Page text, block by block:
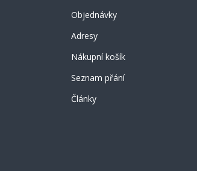
Objednávky
Adresy
Nákupní košík
Seznam přání
Články